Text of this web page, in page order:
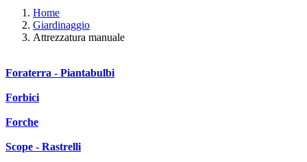
Home
Giardinaggio
Attrezzatura manuale
Foraterra - Piantabulbi
Forbici
Forche
Scope - Rastrelli